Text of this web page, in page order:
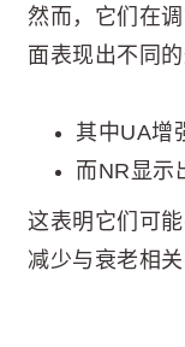
然而，它们在
面表现出不同的
其中UA增
而NR显示
这表明它们可
减少与衰老相关